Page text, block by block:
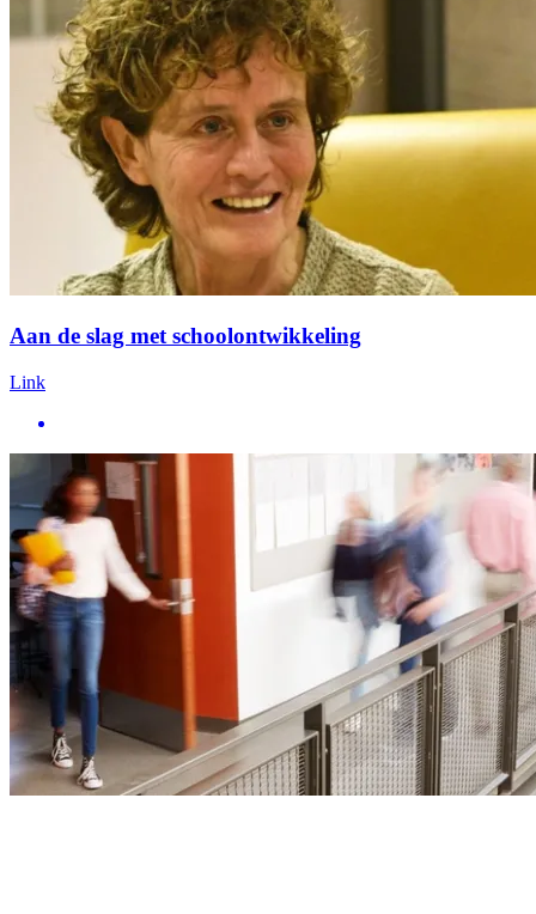
Aan de slag met schoolontwikkeling
Link